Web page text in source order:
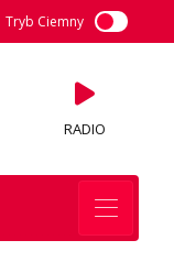
Tryb Ciemny
RADIO